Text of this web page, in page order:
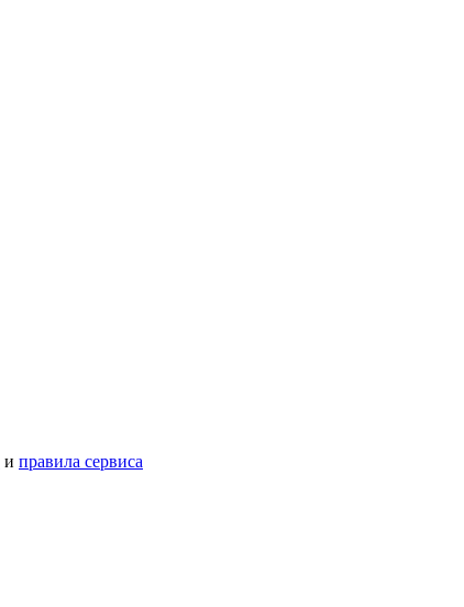
и правила сервиса